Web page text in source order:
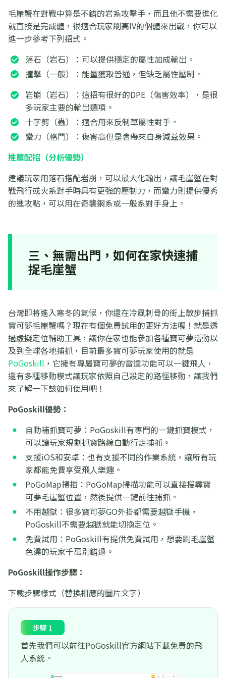
毛崖蟹在對戰中算是不錯的岩系攻擊手，而且他不需要進化
就直接是完成體，很適合玩家刷高IV的個體來出戰，你可以
進一步參考下列招式。
落石（岩石）：可以提供穩定的屬性加成輸出。
撞擊（一般）：能量獲取普通，但缺乏屬性壓制。
岩崩（岩石）：這招有很好的DPE（傷害效率），是很
多玩家主要的輸出選項。
十字剪（蟲）：適合用來反制草屬性對手。
蠻力（格鬥）：傷害高但是會帶來自身減益效果。
推薦配招（分析優勢）
建議玩家用落石搭配岩崩，可以最大化輸出，讓毛崖蟹在對
戰飛行或火系對手時具有更強的壓制力，而蠻力則提供優秀
的進攻點，可以用在奇襲鋼系或一般系對手身上。
三、無需出門，如何在家快速捕
捉毛崖蟹
台灣即將進入寒冬的氣候，你還在冷風刺骨的街上散步捕抓
寶可夢毛崖蟹嗎？現在有個免費試用的更好方法喔！就是透
過虛擬定位輔助工具，讓你在家也能參加各種寶可夢活動以
及到全球各地捕抓，目前最多寶可夢玩家使用的就是
PoGoskill ，它擁有專屬寶可夢的雷達功能可以一鍵飛人，
還有多種移動模式讓玩家依照自己設定的路徑移動，讓我們
來了解一下該如何使用吧！
PoGoskill優勢：
自動補抓寶可夢：PoGoskill有專門的一鍵抓寶模式，
可以讓玩家規劃抓寶路線自動行走捕抓。
支援iOS和安卓：也有支援不同的作業系統，讓所有玩
家都能免費享受飛人樂趣。
PoGoMap掃描：PoGoMap掃描功能可以直接搜尋寶
可夢毛崖蟹位置，然後提供一鍵前往捕抓。
不用越獄：很多寶可夢GO外掛都需要越獄手機，
PoGoskill不需要越獄就能切換定位。
免費試用：PoGoskill有提供免費試用，想要刷毛崖蟹
色違的玩家千萬別錯過。
PoGoskill操作步驟：
下載步驟樣式（替換相應的圖片文字）
步驟 1
首先我們可以前往PoGoskill官方網站下載免費的飛
人系統。